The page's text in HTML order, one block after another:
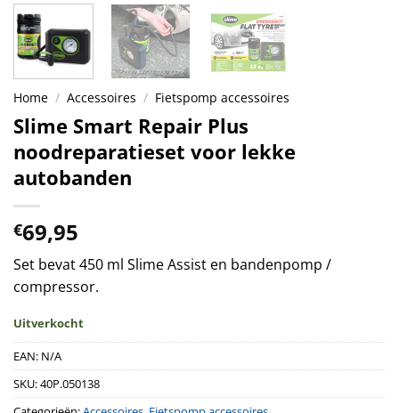
Home / Accessoires / Fietspomp accessoires
Slime Smart Repair Plus
noodreparatieset voor lekke
autobanden
€69,95
Set bevat 450 ml Slime Assist en bandenpomp /
compressor.
Uitverkocht
EAN: N/A
SKU:40P.050138